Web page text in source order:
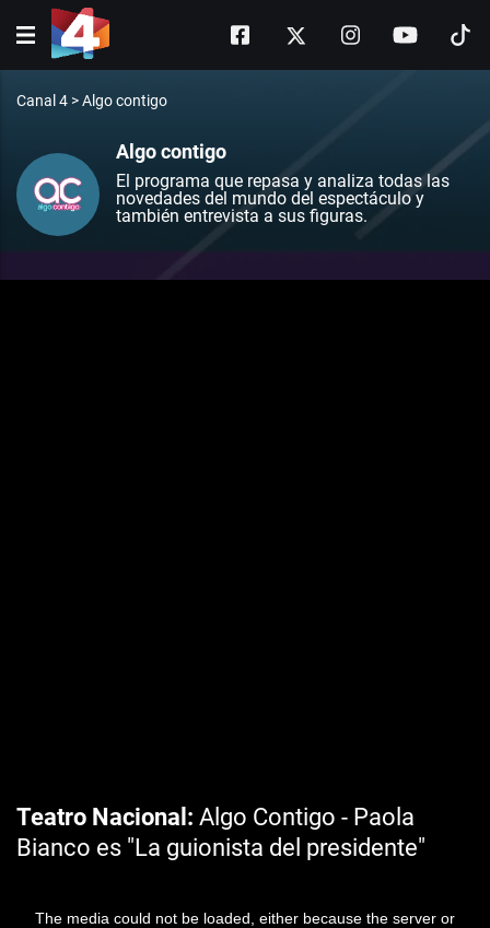
Canal 4 >Algo contigo
Algo contigo
El programa que repasa y analiza todas las
novedades del mundo del espectáculo y
también entrevista a sus figuras.
Teatro Nacional
Algo Contigo - Paola
Bianco es "La guionista del presidente"
The media could not be loaded, either because the server or